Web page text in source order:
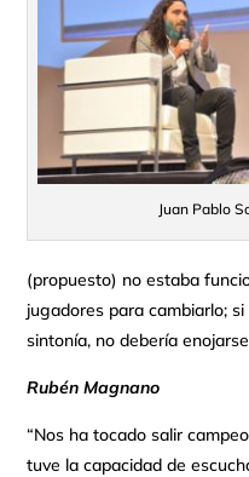
Juan Pablo
(propuesto) no estaba
jugadores para cambiarlo;
sintonía, no debería
Rubén Magnano
“Nos ha tocado salir
tuve la capacidad de